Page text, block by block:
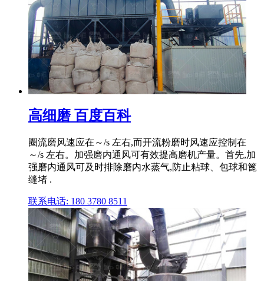
高细磨 百度百科
圈流磨风速应在～/s 左右,而开流粉磨时风速应控制在
～/s 左右。加强磨内通风可有效提高磨机产量。首先,加
强磨内通风可及时排除磨内水蒸气,防止粘球、包球和篦
缝堵 .
联系电话: 180 3780 8511